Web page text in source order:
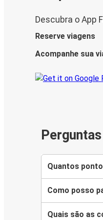
Descubra o App
Reserve viagens
Acompanhe sua
Quantos
Como posso
Quais são as